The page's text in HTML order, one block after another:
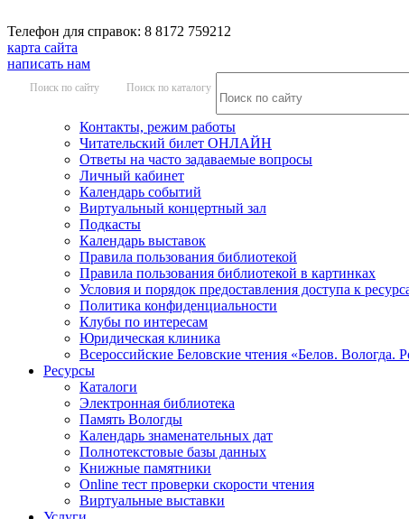
Телефон для справок: 8 8172 759212
карта сайта
написать нам
Поиск по сайту Поиск по каталогу
Контакты, режим работы
Читательский билет ОНЛАЙН
Ответы на часто задаваемые вопросы
Личный кабинет
Календарь событий
Виртуальный концертный зал
Подкасты
Календарь выставок
Правила пользования библиотекой
Правила пользования библиотекой в картинках
Условия и порядок предоставления доступа к
Политика конфиденциальности
Клубы по интересам
Юридическая клиника
Всероссийские Беловские чтения «Белов. Вологда.
Ресурсы
Каталоги
Электронная библиотека
Память Вологды
Календарь знаменательных дат
Полнотекстовые базы данных
Книжные памятники
Online тест проверки скорости чтения
Виртуальные выставки